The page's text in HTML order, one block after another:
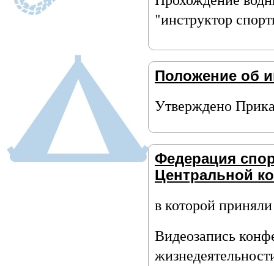
"инструктор
Положение об
Утверждено
Федерация
Центральной
в которой
Видеозапись